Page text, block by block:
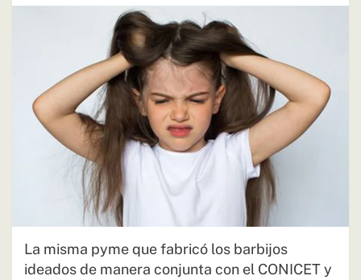
La misma pyme que fabricó los barbijos
ideados de manera conjunta con el CONICET y